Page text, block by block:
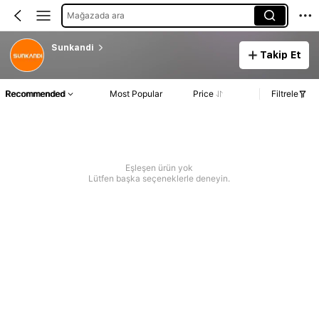
Mağazada ara
Sunkandi
Takip Et
Recommended Most Popular Price Filtrele
Eşleşen ürün yok
Lütfen başka seçeneklerle deneyin.